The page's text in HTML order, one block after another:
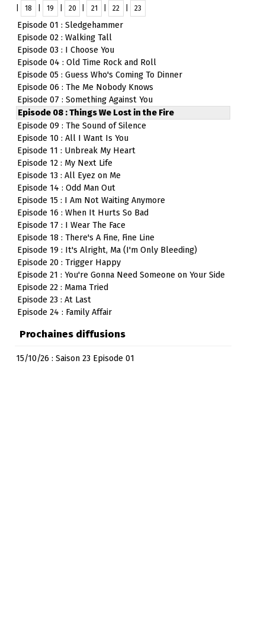
18 19 20 21 22 23
Episode 01 : Sledgehammer
Episode 02 : Walking Tall
Episode 03 : I Choose You
Episode 04 : Old Time Rock and Roll
Episode 05 : Guess Who's Coming To Dinner
Episode 06 : The Me Nobody Knows
Episode 07 : Something Against You
Episode 08 : Things We Lost in the Fire
Episode 09 : The Sound of Silence
Episode 10 : All I Want Is You
Episode 11 : Unbreak My Heart
Episode 12 : My Next Life
Episode 13 : All Eyez on Me
Episode 14 : Odd Man Out
Episode 15 : I Am Not Waiting Anymore
Episode 16 : When It Hurts So Bad
Episode 17 : I Wear The Face
Episode 18 : There's A Fine, Fine Line
Episode 19 : It's Alright, Ma (I'm Only Bleeding)
Episode 20 : Trigger Happy
Episode 21 : You're Gonna Need Someone on Your Side
Episode 22 : Mama Tried
Episode 23 : At Last
Episode 24 : Family Affair
Prochaines diffusions
15/10/26 : Saison 23 Episode 01